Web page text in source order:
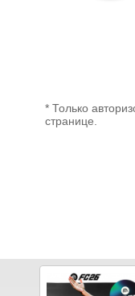
* Только
странице.